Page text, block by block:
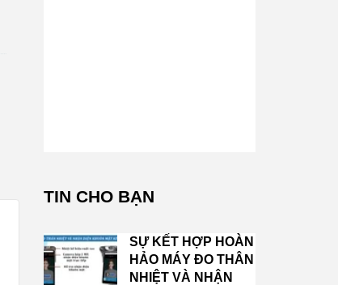
TIN CHO BẠN
SỰ KẾT HỢP HOÀN
HẢO MÁY ĐO THÂN
NHIỆT VÀ NHẬN